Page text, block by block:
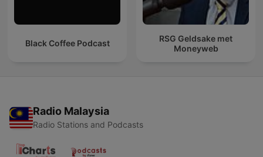
Black Coffee Podcast
RSG Geldsake met
Moneyweb
Radio Malaysia
Radio Stations and Podcasts